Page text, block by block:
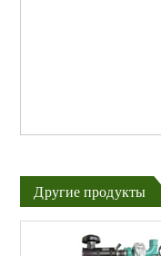
Другие продукты